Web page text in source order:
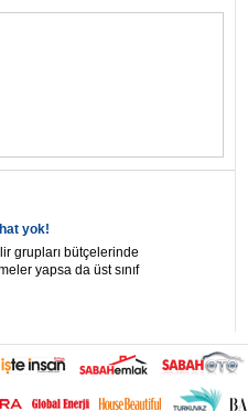
yok!
grupları bütçelerinde
yapsa da üst sınıf